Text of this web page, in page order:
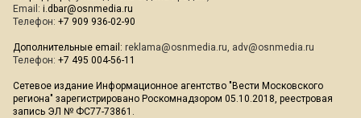
Email: i.dbar@osnmedia.ru
Телефон: +7 909 936-02-90
Дополнительные email: reklama@osnmedia.ru, adv@osnmedia.ru
Телефон: +7 495 004-56-11
Сетевое издание Информационное агентство "Вести Московского
региона" зарегистрировано Роскомнадзором 05.10.2018, реестровая
запись ЭЛ № ФС77-73861.